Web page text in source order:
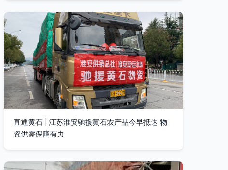
直通黄石 | 江苏淮安驰援黄石农产品今早抵达 物
资供需保障有力